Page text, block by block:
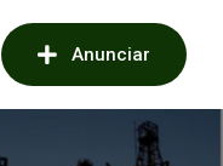
Anunciar